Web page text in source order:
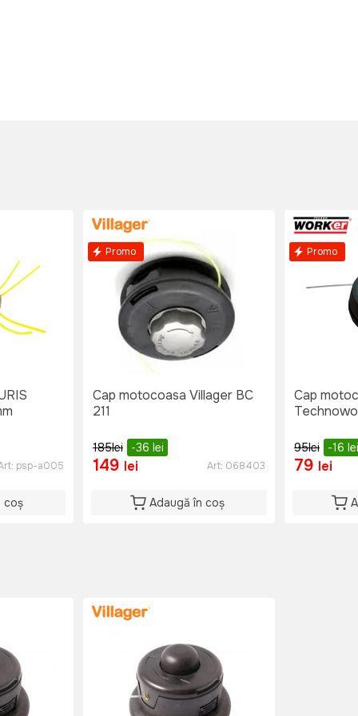
psp-a005
coș
Promo
Cap motocoasa Villager BC
211
185lei -36 lei
149 lei Art: 068403
Adaugă în coș
Promo
Cap
95lei -16 lei
79 lei